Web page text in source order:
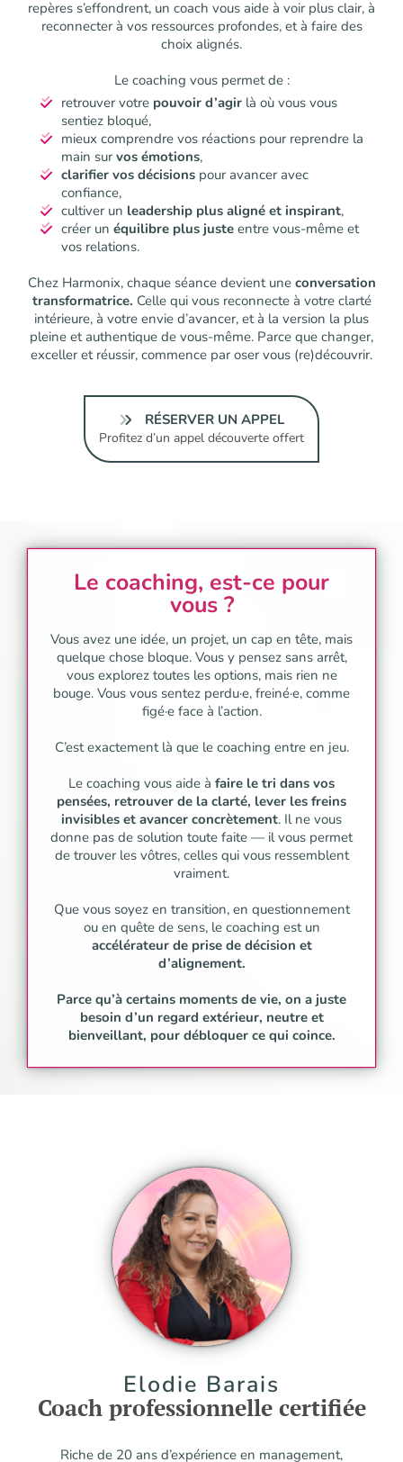
repères s’effondrent, un coach vous aide à voir plus clair, à
reconnecter à vos ressources profondes, et à faire des
choix alignés.
Le coaching vous permet de :
retrouver votre pouvoir d’agir là où vous vous
sentiez bloqué,
mieux comprendre vos réactions pour reprendre la
main sur vos émotions,
clarifier vos décisions pour avancer avec
confiance,
cultiver un leadership plus aligné et inspirant,
créer un équilibre plus juste entre vous-même et
vos relations.
Chez Harmonix, chaque séance devient une conversation
transformatrice. Celle qui vous reconnecte à votre clarté
intérieure, à votre envie d’avancer, et à la version la plus
pleine et authentique de vous-même. Parce que changer,
exceller et réussir, commence par oser vous (re)découvrir.
RÉSERVER UN APPEL
Profitez d’un appel découverte offert
Le coaching, est-ce pour
vous ?
Vous avez une idée, un projet, un cap en tête, mais
quelque chose bloque. Vous y pensez sans arrêt,
vous explorez toutes les options, mais rien ne
bouge. Vous vous sentez perdu·e, freiné·e, comme
figé·e face à l’action.
C’est exactement là que le coaching entre en jeu.
Le coaching vous aide à faire le tri dans vos
pensées, retrouver de la clarté, lever les freins
invisibles et avancer concrètement. Il ne vous
donne pas de solution toute faite — il vous permet
de trouver les vôtres, celles qui vous ressemblent
vraiment.
Que vous soyez en transition, en questionnement
ou en quête de sens, le coaching est un
accélérateur de prise de décision et
d’alignement.
Parce qu’à certains moments de vie, on a juste
besoin d’un regard extérieur, neutre et
bienveillant, pour débloquer ce qui coince.
Elodie Barais
Coach professionnelle certifiée
Riche de 20 ans d’expérience en management,